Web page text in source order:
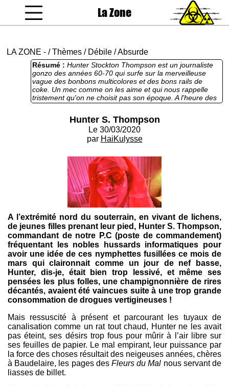
La Zone
LA ZONE - /Thèmes / Débile /Absurde
Résumé : Hunter Stockton Thompson est un journaliste
gonzo des années 60-70 qui surfe sur la merveilleuse
vague des bonbons multicolores et des bons rails de
coke. Un mec comme on les aime et qui nous rappelle
tristement qu'on ne choisit pas son époque. A l'heure des
"réseaux" et de l'idiotie la plus totale, Haiku se la colle bien
surréaliste emprunt de poésie romantique. Il nous avait
Hunter S. Thompson
Le 30/03/2020
par HaiKulysse
A l’extrémité nord du souterrain, en vivant de lichens,
de jeunes filles prenant leur pied, Hunter S. Thompson,
commandant de notre P.C (poste de commandement)
fréquentant les nobles hussards informatiques pour
avoir une idée de ces nymphettes fusillées ce mois de
mars qui claironnait comme un jour de nef basse,
Hunter, dis-je, était bien trop lessivé, et même ses
pensées les plus folles, une champignonnière de rires
décantés, avaient été vaincues suite à une trop grande
consommation de drogues vertigineuses !
Mais ressuscité à présent et parcourant les tuyaux de
canalisation comme un rat tout chaud, Hunter ne les avait
pas éteint, ses désirs trop fous pour mûrir à l’air libre sur
ses feuilles de papier. Le mal empirant, leur puissance par
la force des choses résultait des neigeuses années, chères
à Baudelaire, les pages desFleurs du Mal nous servant de
liasses de billet.